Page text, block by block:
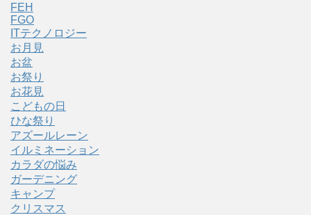
FEH
FGO
ITテクノロジー
お月見
お盆
お祭り
お花見
こどもの日
ひな祭り
アズールレーン
イルミネーション
カラダの悩み
ガーデニング
キャンプ
クリスマス